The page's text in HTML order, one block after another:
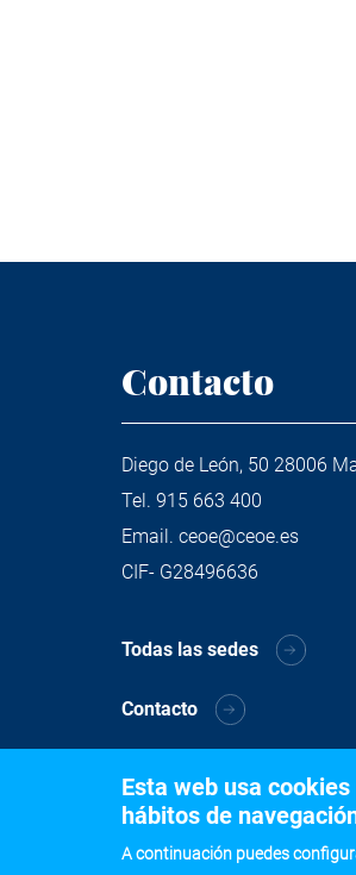
Contacto
Diego de León, 50 28006
Tel. 915 663 400
Email. ceoe@ceoe.es
CIF- G28496636
Todas las sedes
Contacto
Esta web usa
hábitos de
A continuación puedes